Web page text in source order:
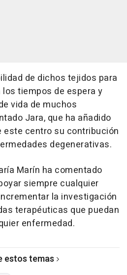
de dichos tejidos para
tiempos de espera y
vida de muchos
Jara, que ha añadido
este centro su contribución
degenerativas.
Marín ha comentado
siempre cualquier
la investigación
terapéuticas que puedan
enfermedad.
estos temas